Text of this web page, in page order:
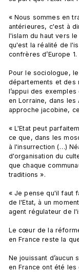
« Nous sommes en
antérieures, c'est à
l'islam du haut vers
qu'est la réalité de
confrères d’Europe 1.
Pour le sociologue,
départements et des
l’appui des
en Lorraine, dans les
approche jacobine,
« L'Etat peut
ce que, dans les
à l'insurrection (…)
d'organisation du
que chaque
traditions ».
« Je pense qu'il faut
de l'Etat, à un
agent régulateur de
Le cœur de la
en France reste la
Ne jouissant
en France ont été les